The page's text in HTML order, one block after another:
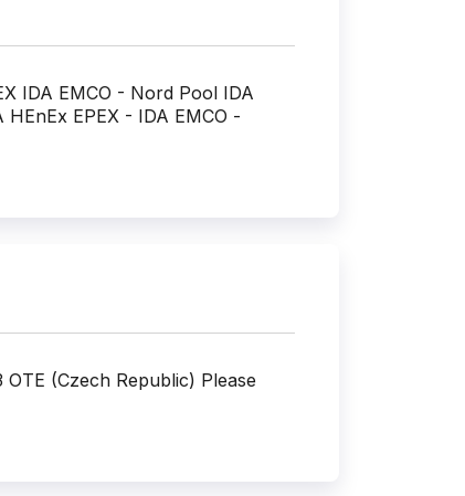
IDA EMCO - Nord Pool IDA
EPEX - IDA EMCO -
(Czech Republic) Please